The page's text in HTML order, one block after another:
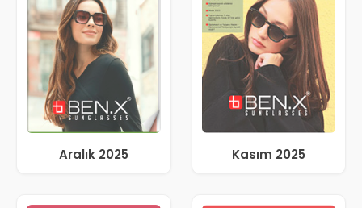
Aralık 2025 Kasım 2025